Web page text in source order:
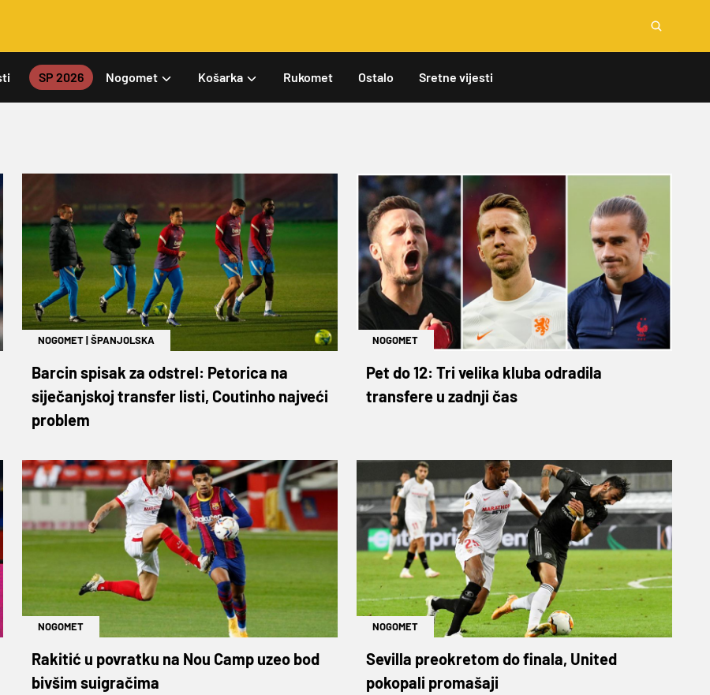
SP 2026 Nogomet Košarka Rukomet Ostalo Sretne vijesti
NOGOMET|ŠPANJOLSKA
Barcin spisak za odstrel: Petorica na
siječanjskoj transfer listi, Coutinho najveći
problem
NOGOMET
Pet do 12: Tri velika kluba odradila
transfere u zadnji čas
NOGOMET
Rakitić u povratku na Nou Camp uzeo bod
bivšim suigračima
NOGOMET
Sevilla preokretom do finala, United
pokopali promašaji